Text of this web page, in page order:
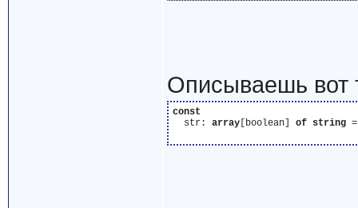
Описываешь вот
const
  str:
array[boolean] of string